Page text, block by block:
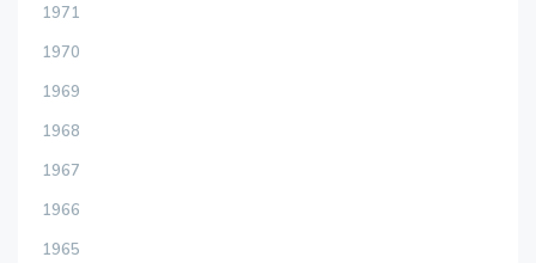
1971
1970
1969
1968
1967
1966
1965